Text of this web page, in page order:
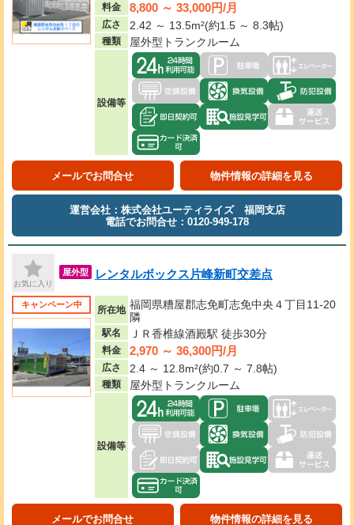
料金 8,800 ～ 33,000円/月
広さ 2.42 ～ 13.5m²(約1.5 ～ 8.3帖)
種類 屋外型トランクルーム
設備等
メールでお問合せ 物件情報の詳細を見る
運営会社：株式会社ユーティライズ 福岡支店
電話でお問合せ：0120-949-178
お気に入り
屋外型 レンタルボックス片峰新町交差点
キャンペーン中 所在地 福岡県糟屋郡志免町志免中央４丁目11-20
隣
駅名 ＪＲ香椎線酒殿駅 徒歩30分
料金 2,970 ～ 36,300円/月
広さ 2.4 ～ 12.8m²(約0.7 ～ 7.8帖)
種類 屋外型トランクルーム
設備等
メールでお問合せ 物件情報の詳細を見る